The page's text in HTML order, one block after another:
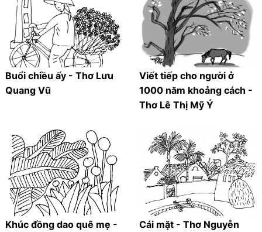
Buổi chiều ấy - Thơ Lưu
Quang Vũ
Viết tiếp cho người ở
1000 năm khoảng cách -
Thơ Lê Thị Mỹ Ý
Khúc đồng dao quê mẹ - Cái mặt - Thơ Nguyễn